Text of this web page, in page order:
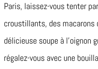
Paris, laissez-vous tenter
croustillants, des macarons
délicieuse soupe à l’oignon
régalez-vous avec une